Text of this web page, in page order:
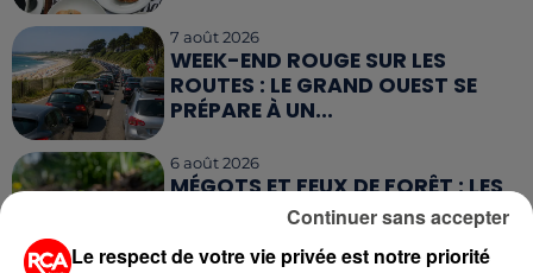
7 août 2026
WEEK-END ROUGE SUR LES
ROUTES : LE GRAND OUEST SE
PRÉPARE À UN...
6 août 2026
MÉGOTS ET FEUX DE FORÊT : LES
INDUSTRIELS DU TABAC BIENTÔT
Le respect de votre vie privée est notre priorité
Continuer sans accepter